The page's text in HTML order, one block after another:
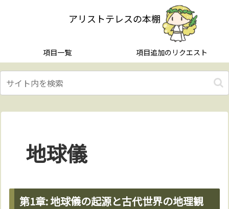
アリストテレスの本棚
項目一覧 項目追加のリクエスト
地球儀
第1章: 地球儀の起源と古代世界の地理観